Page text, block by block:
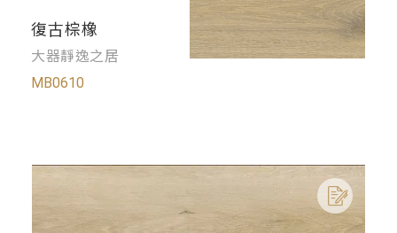
復古棕橡
大器靜逸之居
MB0610